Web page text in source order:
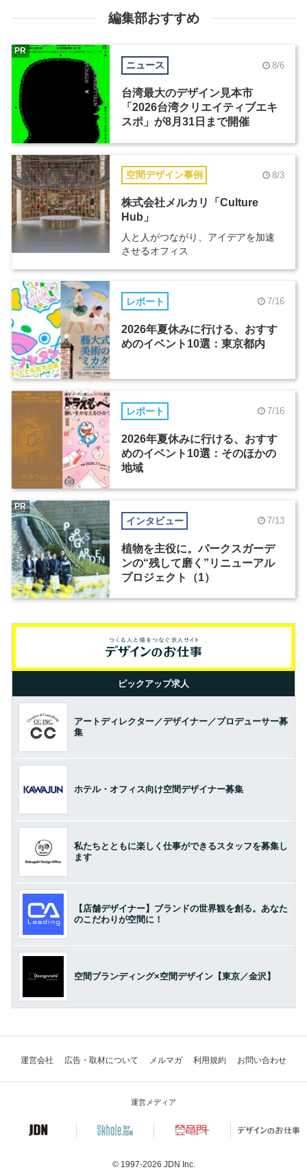
編集部おすすめ
ニュース 8/6
台湾最大のデザイン見本市
「2026台湾クリエイティブエキ
スポ」が8月31日まで開催
PR
空間デザイン事例 8/3
株式会社メルカリ「Culture
Hub」
人と人がつながり、アイデアを加速
させるオフィス
レポート 7/16
2026年夏休みに行ける、おすす
めのイベント10選：東京都内
レポート 7/16
2026年夏休みに行ける、おすす
めのイベント10選：そのほかの
地域
インタビュー 7/13
植物を主役に。パークスガーデ
ンの“残して磨く”リニューアル
プロジェクト（1）
PR
ピックアップ求人
アートディレクター／デザイナー／プロデューサー募
集
ホテル・オフィス向け空間デザイナー募集
私たちとともに楽しく仕事ができるスタッフを募集し
ます
【店舗デザイナー】ブランドの世界観を創る。あなた
のこだわりが空間に！
空間ブランディング×空間デザイン【東京／金沢】
運営会社 広告・取材について メルマガ 利用規約 お問い合わせ
運営メディア
© 1997-2026 JDN Inc.